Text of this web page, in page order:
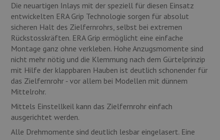
Die neuartigen Inlays mit der speziell für diesen Einsatz
entwickelten ERA Grip Technologie sorgen für absolut
sicheren Halt des Zielfernrohrs, selbst bei extremen
Rückstosskräften. ERA Grip ermöglicht eine einfache
Montage ganz ohne verkleben. Hohe Anzugsmomente sind
nicht mehr nötig und die Klemmung nach dem Gürtelprinzip
mit Hilfe der klappbaren Hauben ist deutlich schonender für
das Zielfernrohr - vor allem bei Modellen mit dünnem
Mittelrohr.
Mittels Einstellkeil kann das Zielfernrohr einfach
ausgerichtet werden.
Alle Drehmomente sind deutlich lesbar eingelasert. Eine